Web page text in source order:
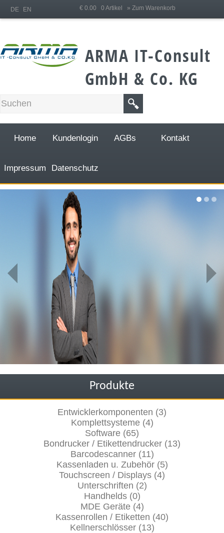
€ 0.00 0 Artikel » Zum Warenkorb
DE EN
ARMA IT-Consult
GmbH & Co. KG
Home Kundenlogin AGBs Kontakt
Impressum Datenschutz
Produkte
Entwicklerkomponenten (3)
Komplettsysteme (4)
Software (65)
Bondrucker / Etikettendrucker (13)
Barcodescanner (11)
Kassenladen u. Zubehör (5)
Touchscreen / Displays (4)
Unterschriften (2)
Handhelds (0)
MDE Geräte (4)
Kassenrollen / Etiketten (40)
Kellnerschlösser (13)